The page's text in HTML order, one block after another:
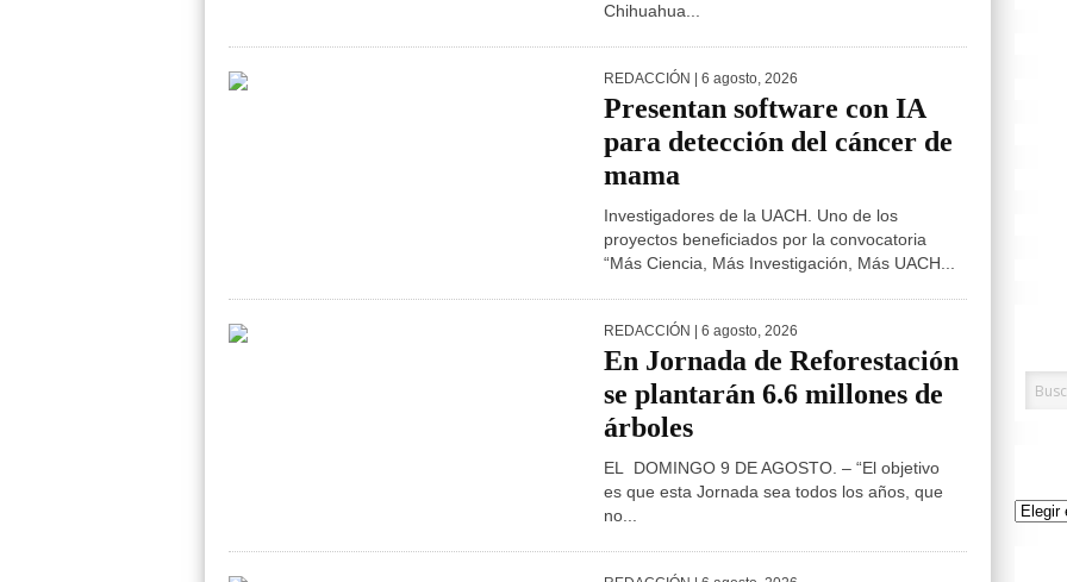
Chihuahua...
REDACCIÓN | 6 agosto, 2026
Presentan software con IA
para detección del cáncer de
mama
Investigadores de la UACH. Uno de los
proyectos beneficiados por la convocatoria
“Más Ciencia, Más Investigación, Más UACH...
REDACCIÓN | 6 agosto, 2026
En Jornada de Reforestación
se plantarán 6.6 millones de
árboles
EL DOMINGO 9 DE AGOSTO. – “El objetivo
es que esta Jornada sea todos los años, que
no...
Archivo